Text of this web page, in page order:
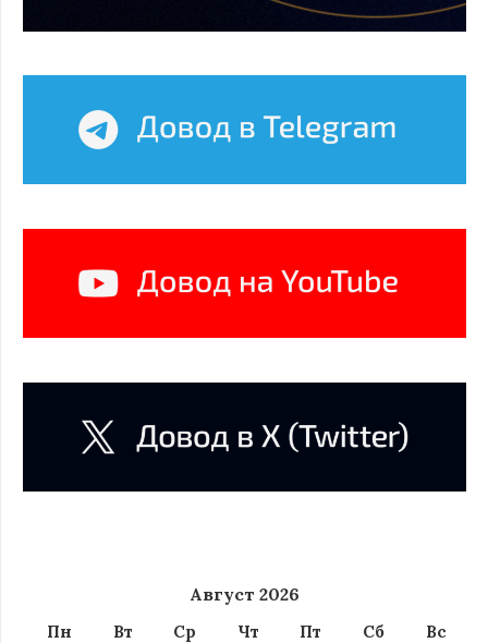
Август 2026
Пн Вт Ср Чт Пт Сб
Вс